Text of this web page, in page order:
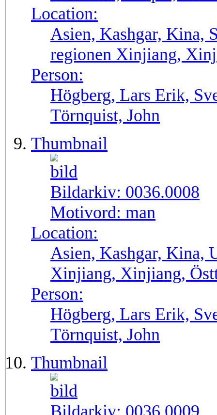
Location:
Asien, Kashgar, Kina,
regionen Xinjiang,
Person:
Högberg, Lars Erik,
Törnquist, John
Thumbnail
Bildarkiv: 0036.0008
Motivord: man
Location:
Asien, Kashgar, Kina,
Xinjiang, Xinjiang,
Person:
Högberg, Lars Erik,
Törnquist, John
Thumbnail